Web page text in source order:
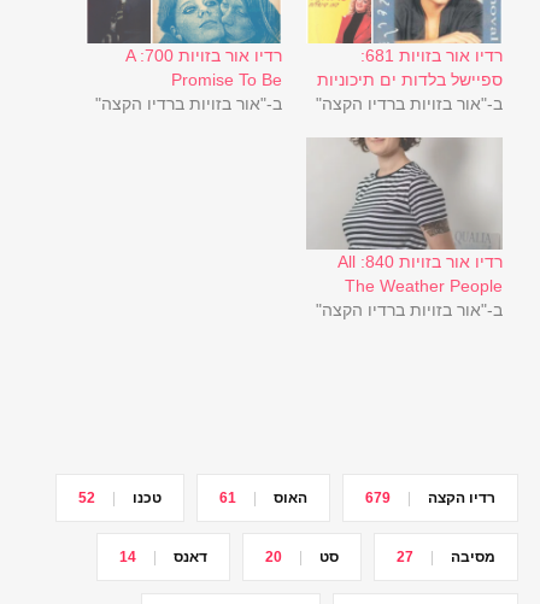
רדיו אור בזויות 681:
ספיישל בלדות ים תיכוניות
ב-"אור בזויות ברדיו הקצה"
רדיו אור בזויות 700: A
Promise To Be
ב-"אור בזויות ברדיו הקצה"
רדיו אור בזויות 840: All
The Weather People
ב-"אור בזויות ברדיו הקצה"
רדיו הקצה 679 האוס 61 טכנו 52
מסיבה 27 סט 20 דאנס 14